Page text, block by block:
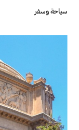
سياحة وسفر